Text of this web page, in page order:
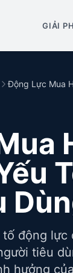
GIẢI
Động Lực Mua
động
tiêu
hưởng